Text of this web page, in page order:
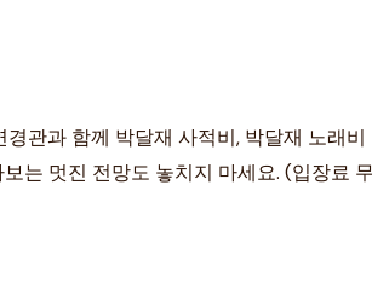
관과 함께 박달재 사적비, 박달재 노래
는 멋진 전망도 놓치지 마세요. (입장료